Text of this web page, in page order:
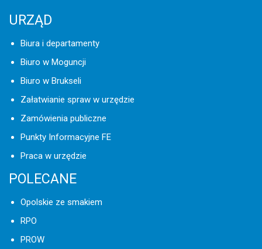
URZĄD
Biura i departamenty
Biuro w Moguncji
Biuro w Brukseli
Załatwianie spraw w urzędzie
Zamówienia publiczne
Punkty Informacyjne FE
Praca w urzędzie
POLECANE
Opolskie ze smakiem
RPO
PROW